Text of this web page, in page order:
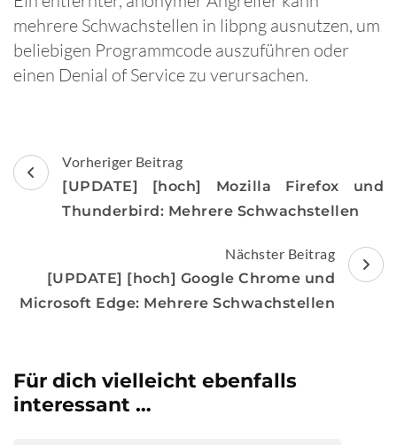
mehrere Schwachstellen in libpng ausnutzen, um
beliebigen Programmcode auszuführen oder
einen Denial of Service zu verursachen.
Beitragsnavigation
Vorheriger Beitrag
[UPDATE] [hoch] Mozilla Firefox und
Thunderbird: Mehrere Schwachstellen
Nächster Beitrag
[UPDATE] [hoch] Google Chrome und
Microsoft Edge: Mehrere Schwachstellen
Für dich vielleicht ebenfalls
interessant …